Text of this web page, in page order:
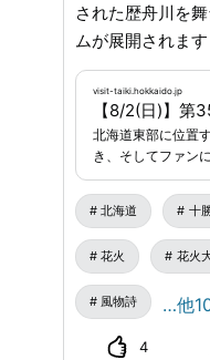
された歴舟川を
ムが展開されます🎵 昼は宇宙の町ならではの、
ボトルロケット
ー、お楽しみ抽選会が
物詩である「道
火祭り」など見
まつを燃やし、
ば豊漁を占うと
ています‼ その
★11:00～：大樹
★12:00～ / 14:30
ィショー（観覧
隊 演奏 ★15:40
visit-taiki.hokkaido.jp
北海道東部に位置
き、そしてファン
ワクを発信する
北海道 十
花火 花火
風物詩 …他
4